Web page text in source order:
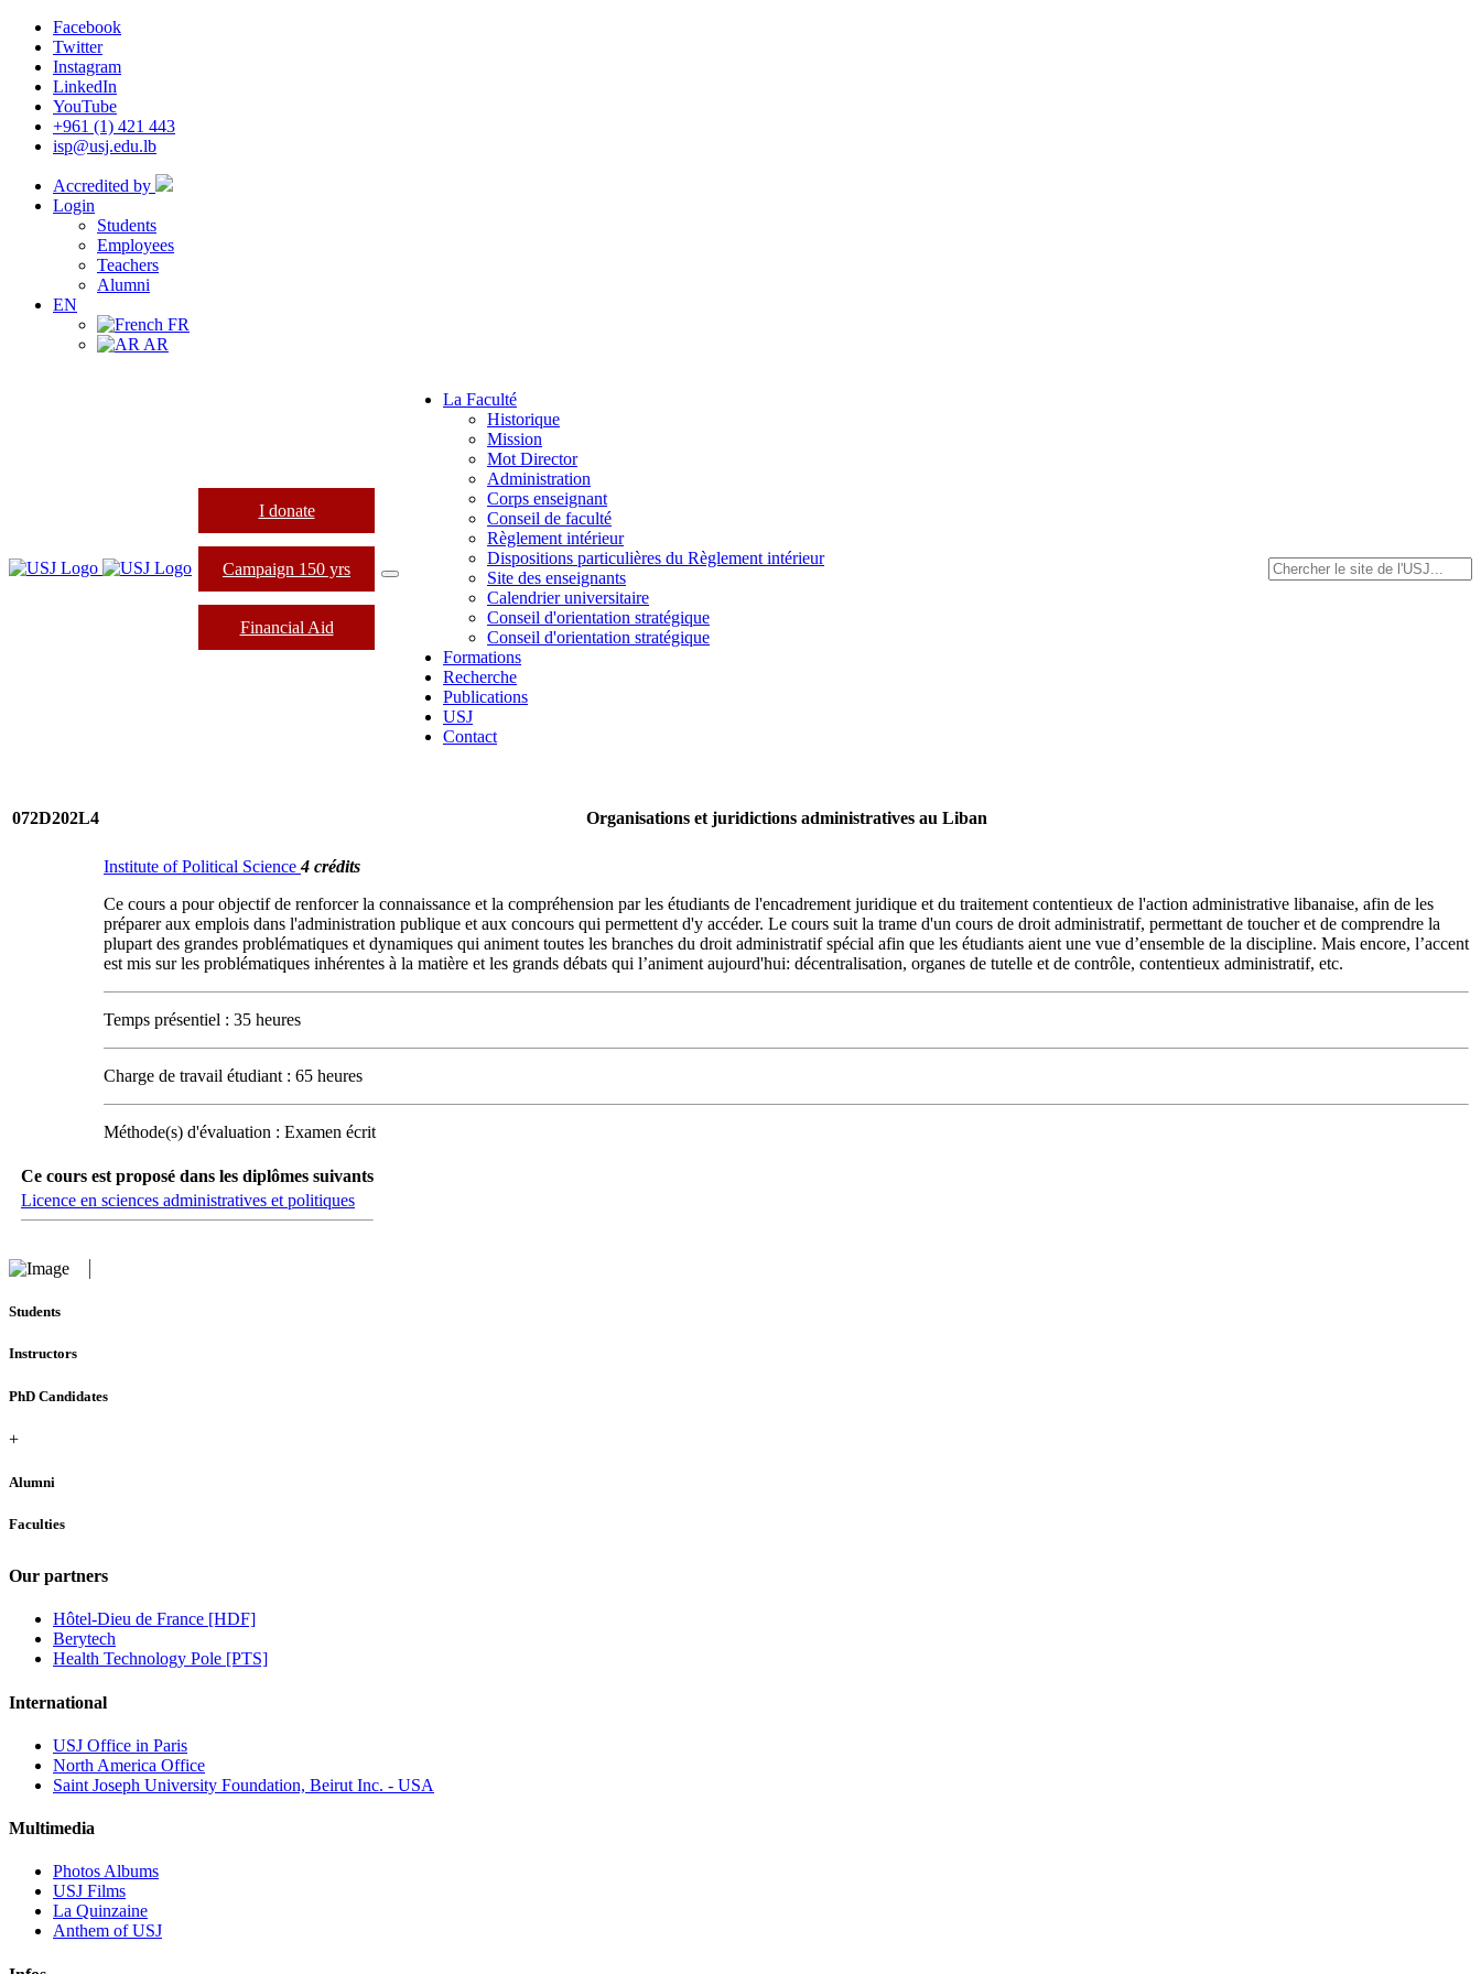
Facebook
Twitter
Instagram
LinkedIn
YouTube
+961 (1) 421 443
isp@usj.edu.lb
Accredited by
Login
Students
Employees
Teachers
Alumni
EN
FR
AR
I donate
Campaign 150 yrs
Financial Aid
La Faculté
Historique
Mission
Mot Director
Administration
Corps enseignant
Conseil de faculté
Règlement intérieur
Dispositions particulières du Règlement intérieur
Site des enseignants
Calendrier universitaire
Conseil d'orientation stratégique
Conseil d'orientation stratégique
Formations
Recherche
Publications
USJ
Contact
072D202L4 Organisations et juridictions administratives au Liban
Institute of Political Science4 crédits
Ce cours a pour objectif de renforcer la connaissance et la compréhension par les étudiants de l'encadrement juridique et du traitement contentieux de l'action administrative libanaise, afin de les
préparer aux emplois dans l'administration publique et aux concours qui permettent d'y accéder. Le cours suit la trame d'un cours de droit administratif, permettant de toucher et de comprendre la
plupart des grandes problématiques et dynamiques qui animent toutes les branches du droit administratif spécial afin que les étudiants aient une vue d’ensemble de la discipline. Mais encore, l’accent
est mis sur les problématiques inhérentes à la matière et les grands débats qui l’animent aujourd'hui: décentralisation, organes de tutelle et de contrôle, contentieux administratif, etc.
Temps présentiel : 35 heures
Charge de travail étudiant : 65 heures
Méthode(s) d'évaluation : Examen écrit
Ce cours est proposé dans les diplômes suivants
Licence en sciences administratives et politiques
Students
Instructors
PhD Candidates
+
Alumni
Faculties
Our partners
Hôtel-Dieu de France [HDF]
Berytech
Health Technology Pole [PTS]
International
USJ Office in Paris
North America Office
Saint Joseph University Foundation, Beirut Inc. - USA
Multimedia
Photos Albums
USJ Films
La Quinzaine
Anthem of USJ